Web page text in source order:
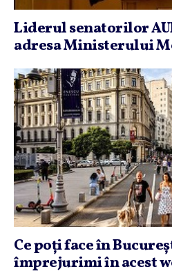
Liderul senatorilor
adresa Ministerului
Ce poţi face în
împrejurimi în acest